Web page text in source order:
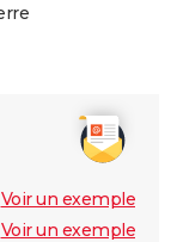
Voir un exemple
Voir un exemple